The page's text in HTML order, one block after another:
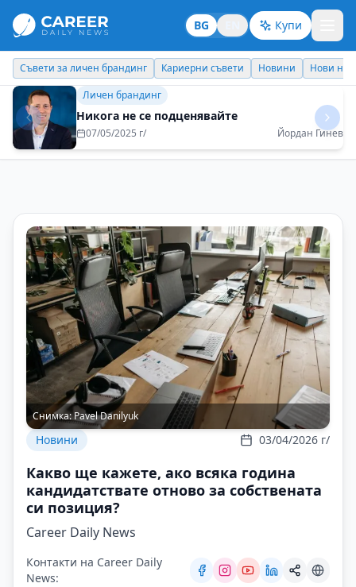
BG Купи
Кариерни съвети Новини Нови назначения Днес празнува
Идеи отвъд границите
Как едно спонтанно решение може да се
превърне в приключение за цял живот?
10/07/2025 г/ Венета Бехар
Снимка:Pavel Danilyuk
Новини 03/04/2026 г/
Какво ще кажете, ако всяка година
кандидатствате отново за собствената
си позиция?
Career Daily News
Контакти на Career Daily
News: